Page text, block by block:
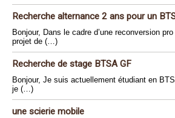
Recherche alternance 2 ans pour un
Bonjour, Dans le cadre d’une reconversion
projet de (…)
Recherche de stage BTSA GF
Bonjour, Je suis actuellement étudiant en
je (…)
une scierie mobile